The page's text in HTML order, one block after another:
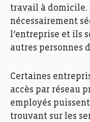
travail à domicile.
nécessairement
l’entreprise et ils
autres personnes
Certaines
accès par réseau
employés
trouvant sur les